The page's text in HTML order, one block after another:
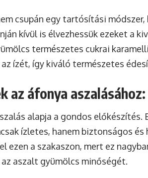
csupán egy tartósítási módszer,
kívül is élvezhessük ezeket a
természetes cukrai
ízét, így kiváló természetes
az áfonya
alapja a gondos előkészítés.
ízletes, hanem biztonságos
ezen a szakaszon, mert ez
aszalt gyümölcs minőségét.